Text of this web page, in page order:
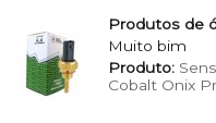
Produtos de
Muito bim
Produto:
Cobalt Onix